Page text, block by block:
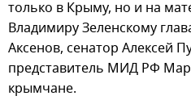
только в Крыму, но и на
Владимиру Зеленскому
Аксенов, сенатор Алексей
представитель МИД РФ
крымчане.